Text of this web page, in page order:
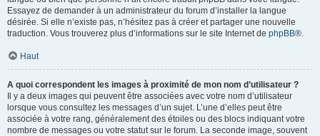
Essayez de demander à un administrateur du forum d’installer la langue
désirée. Si elle n’existe pas, n’hésitez pas à créer et partager une nouvelle
traduction. Vous trouverez plus d’informations sur le site Internet de phpBB®.
Haut
A quoi correspondent les images à proximité de mon nom d’utilisateur ?
Il y a deux images qui peuvent être associées avec votre nom d’utilisateur
lorsque vous consultez les messages d’un sujet. L’une d’elles peut être
associée à votre rang, généralement des étoiles ou des blocs indiquant votre
nombre de messages ou votre statut sur le forum. La seconde image, souvent